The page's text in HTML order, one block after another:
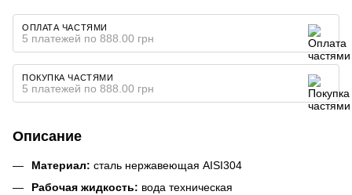
ОПЛАТА ЧАСТЯМИ
5 платежей по 888.00 грн
ПОКУПКА ЧАСТЯМИ
5 платежей по 888.00 грн
Описание
Материал: сталь нержавеющая AISI304
Рабочая жидкость: вода техническая